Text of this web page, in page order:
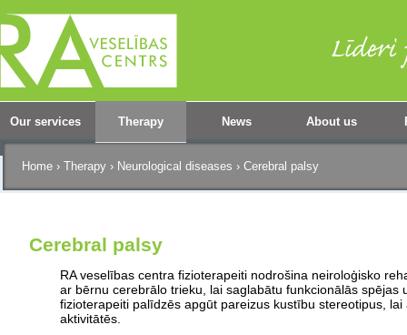
Our services Therapy News About us
Home › Therapy › Neurological diseases › Cerebral palsy
Cerebral palsy
RA veselības centra fizioterapeiti nodrošina neiroloģisko
ar bērnu cerebrālo trieku, lai saglabātu funkcionālās spējas
fizioterapeiti palīdzēs apgūt pareizus kustību stereotipus,
aktivitātēs.